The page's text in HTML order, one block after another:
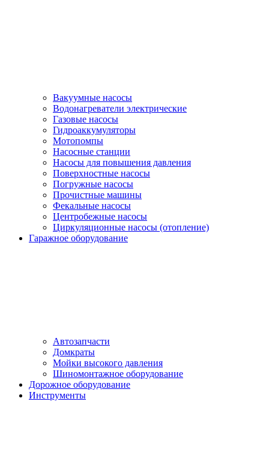
Вакуумные насосы
Водонагреватели электрические
Газовые насосы
Гидроаккумуляторы
Мотопомпы
Насосные станции
Насосы для повышения давления
Поверхностные насосы
Погружные насосы
Прочистные машины
Фекальные насосы
Центробежные насосы
Циркуляционные насосы (отопление)
Гаражное оборудование
Автозапчасти
Домкраты
Мойки высокого давления
Шиномонтажное оборудование
Дорожное оборудование
Инструменты